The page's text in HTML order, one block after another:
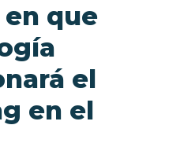
que
el
en el